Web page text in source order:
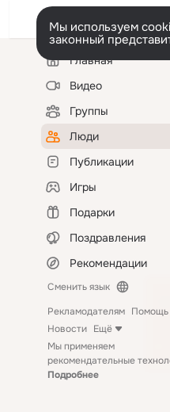
Мы используем
законный
Левая
колонкаГлавная
Видео
Группы
Люди
Публикации
Игры
Подарки
Поздравления
Рекомендации
Сменить язык
Рекламодателям Помощь
Новости Ещё
Мы применяем
рекомендательные
Подробнее